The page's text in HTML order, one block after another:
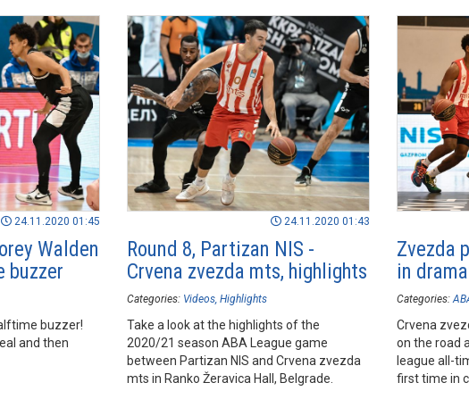
24.11.2020 01:45
Walden
buzzer
buzzer!
and then
24.11.2020 01:43
Round 8, Partizan NIS -
Crvena zvezda mts, highlights
Categories: Videos Highlights
Take a look at the highlights of the
2020/21 season ABA League game
between Partizan NIS and Crvena zvezda
mts in Ranko Žeravica Hall, Belgrade.
Zvezda
in
Categories:
Crvena
on the road
league all-
first time in